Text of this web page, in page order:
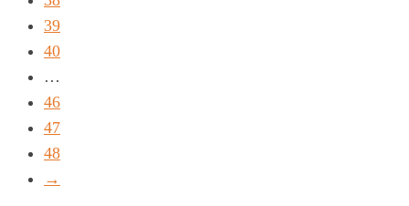
39
40
…
46
47
48
→